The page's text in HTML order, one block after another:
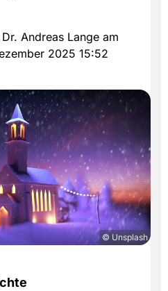
Andreas Lange am
2025 15:52
© Unsplash